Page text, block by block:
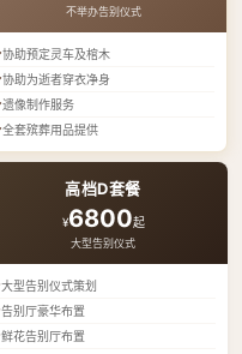
不举办告别仪式
协助预定灵车及棺木
协助为逝者穿衣净身
遗像制作服务
全套殡葬用品提供
高档D套餐
¥6800起
大型告别仪式
大型告别仪式策划
告别厅豪华布置
鲜花告别厅布置